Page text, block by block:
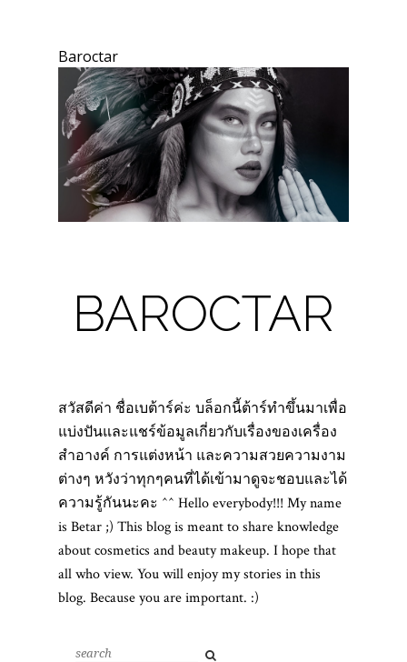
Baroctar
BAROCTAR
สวัสดีค่า ชื่อเบต้าร์ค่ะ บล็อกนี้ต้าร์ทำขึ้นมาเพื่อ
แบ่งปันและแชร์ข้อมูลเกี่ยวกับเรื่องของเครื่อง
สำอางค์ การแต่งหน้า และความสวยความงาม
ต่างๆ หวังว่าทุกๆคนที่ได้เข้ามาดูจะชอบและได้
ความรู้กันนะคะ ^^ Hello everybody!!! My name
is Betar ;) This blog is meant to share knowledge
about cosmetics and beauty makeup. I hope that
all who view. You will enjoy my stories in this
blog. Because you are important. :)